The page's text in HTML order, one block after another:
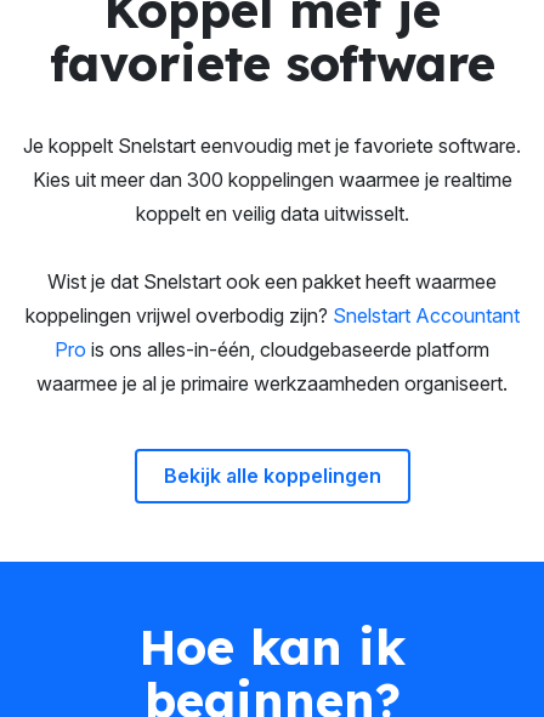
favoriete software
Je koppelt Snelstart eenvoudig met je favoriete software.
Kies uit meer dan 300 koppelingen waarmee je realtime
koppelt en veilig data uitwisselt.
Wist je dat Snelstart ook een pakket heeft waarmee
koppelingen vrijwel overbodig zijn? Snelstart Accountant
Pro is ons alles-in-één, cloudgebaseerde platform
waarmee je al je primaire werkzaamheden organiseert.
Bekijk alle koppelingen
Hoe kan ik
beginnen?